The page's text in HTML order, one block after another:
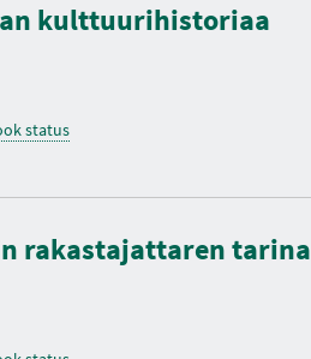
kulttuurihistoriaa
status
rakastajattaren tarina